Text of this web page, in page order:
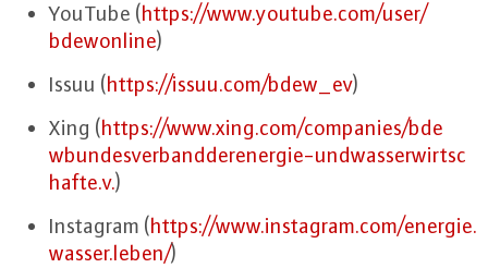
YouTube (https://​www.​youtube.​com/​user/​
bdewonline)
Issuu (https://​issuu.​com/​bdew_​ev)
Xing (https://​www.​xing.​com/​companies/​bde​
wbun​desv​erba​ndde​rene​rgie-​und​wass​erwi​rtsc​
haft​e.​v.)
Instagram (https://​www.​instagram.​com/​energie.​
wasser.​leben/)